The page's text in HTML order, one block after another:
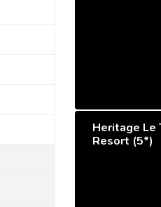
Heritage Le
Resort (5*)